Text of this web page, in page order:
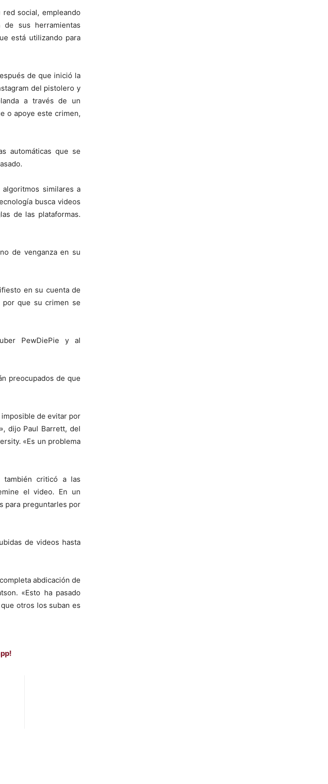
social, empleando
sus herramientas
está utilizando para
de que inició la
del pistolero y
a través de un
o apoye este crimen,
automáticas que se
similares a
busca videos
de las plataformas.
de venganza en su
en su cuenta de
por que su crimen se
PewDiePie y al
preocupados de que
de evitar por
dijo Paul Barrett, del
«Es un problema
también criticó a las
el video. En un
para preguntarles por
de videos hasta
abdicación de
«Esto ha pasado
otros los suban es